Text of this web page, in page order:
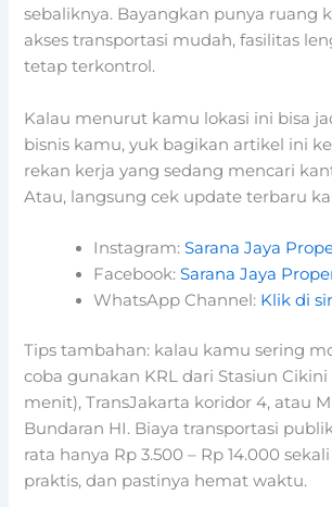
sebaliknya. Bayangkan punya ruang
akses transportasi mudah, fasilitas
tetap terkontrol.
Kalau menurut kamu lokasi ini bisa
bisnis kamu, yuk bagikan artikel ini
rekan kerja yang sedang mencari
Atau, langsung cek update terbaru
Instagram:Sarana Jaya
Facebook:Sarana Jaya
WhatsApp Channel: Klik di
Tips tambahan: kalau kamu sering
coba gunakan KRL dari Stasiun Cikini
menit), TransJakarta koridor 4, atau
Bundaran HI. Biaya transportasi
rata hanya Rp 3.500 – Rp 14.000
praktis, dan pastinya hemat waktu.